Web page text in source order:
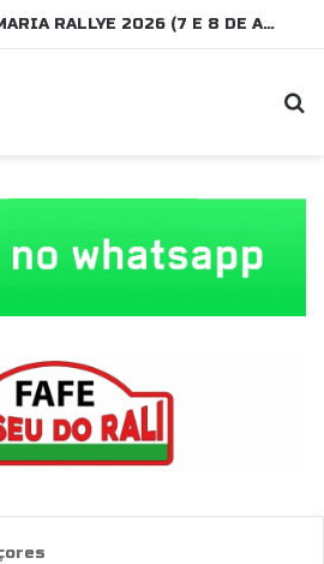
EXPLORE SANTA MARIA RALLYE 2026 (7 E 8 DE AGOSTO)